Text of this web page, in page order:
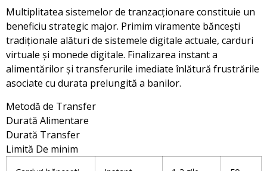
Multiplitatea sistemelor de tranzacționare constituie un
beneficiu strategic major. Primim viramente băncești
tradiționale alături de sistemele digitale actuale, carduri
virtuale și monede digitale. Finalizarea instant a
alimentărilor și transferurile imediate înlătură frustrările
asociate cu durata prelungită a banilor.
Metodă de Transfer
Durată Alimentare
Durată Transfer
Limită De minim